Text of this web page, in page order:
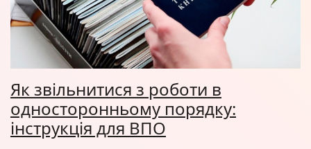
Як звільнитися з роботи в
односторонньому порядку:
інструкція для ВПО